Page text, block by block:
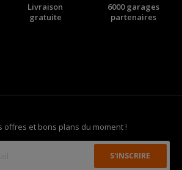
Livraison
gratuite
6000 garages
partenaires
offres et bons plans du moment !